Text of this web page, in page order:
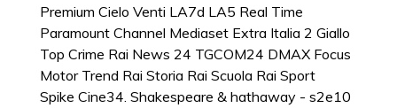
Premium Cielo Venti LA7d LA5 Real Time
Paramount Channel Mediaset Extra Italia 2 Giallo
Top Crime Rai News 24 TGCOM24 DMAX Focus
Motor Trend Rai Storia Rai Scuola Rai Sport
Spike Cine34. Shakespeare & hathaway - s2e10